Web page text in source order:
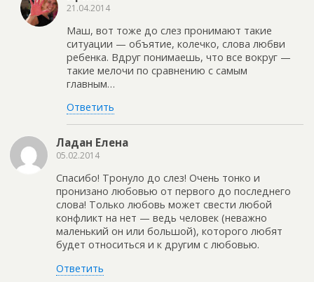
21.04.2014
Маш, вот тоже до слез пронимают такие
ситуации — объятие, колечко, слова любви
ребенка. Вдруг понимаешь, что все вокруг —
такие мелочи по сравнению с самым
главным…
Ответить
Ладан Елена
05.02.2014
Спасибо! Тронуло до слез! Очень тонко и
пронизано любовью от первого до последнего
слова! Только любовь может свести любой
конфликт на нет — ведь человек (неважно
маленький он или большой), которого любят
будет относиться и к другим с любовью.
Ответить